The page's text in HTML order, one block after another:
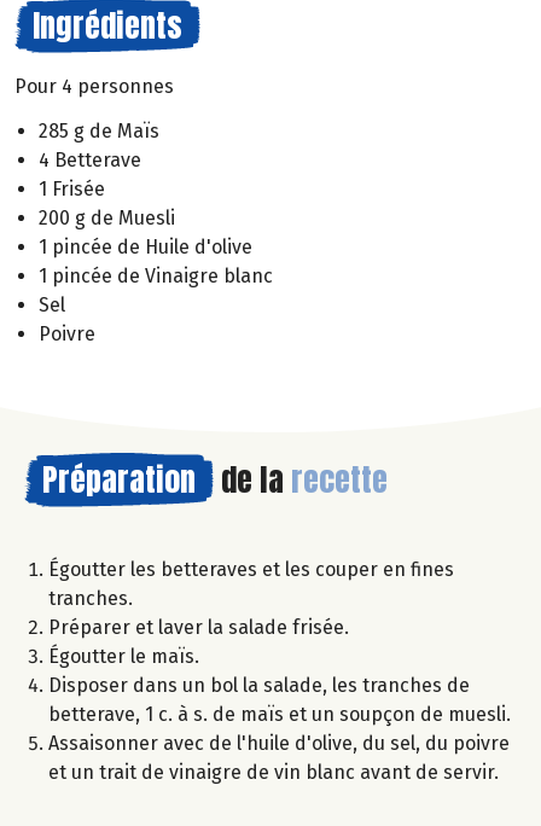
Ingrédients
Pour 4 personnes
285 g de Maïs
4 Betterave
1 Frisée
200 g de Muesli
1 pincée de Huile d'olive
1 pincée de Vinaigre blanc
Sel
Poivre
Préparation de la recette
Égoutter les betteraves et les couper en fines
tranches.
Préparer et laver la salade frisée.
Égoutter le maïs.
Disposer dans un bol la salade, les tranches de
betterave, 1 c. à s. de maïs et un soupçon de muesli.
Assaisonner avec de l'huile d'olive, du sel, du poivre
et un trait de vinaigre de vin blanc avant de servir.